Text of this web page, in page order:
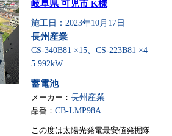
岐阜県 可児市 K様
施工日：2023年10月17日
長州産業
CS-340B81 ×15、CS-223B81 ×4
5.992kW
蓄電池
メーカー： 長州産業
品番： CB-LMP98A
この度は太陽光発電最安値発掘隊